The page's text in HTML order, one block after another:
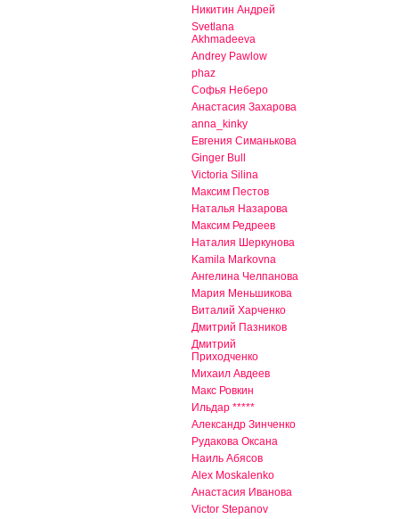
Никитин Андрей
Svetlana
Akhmadeeva
Andrey Pawlow
phaz
Софья Неберо
Анастасия Захарова
anna_kinky
Евгения Симанькова
Ginger Bull
Victoria Silina
Максим Пестов
Наталья Назарова
Максим Редреев
Наталия Шеркунова
Kamila Markovna
Ангелина Челпанова
Мария Меньшикова
Виталий Харченко
Дмитрий Пазников
Дмитрий
Приходченко
Михаил Авдеев
Макс Ровкин
Ильдар *****
Александр Зинченко
Рудакова Оксана
Наиль Абясов
Alex Moskalenko
Анастасия Иванова
Victor Stepanov